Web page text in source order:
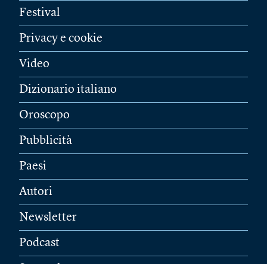
Festival
Privacy e cookie
Video
Dizionario italiano
Oroscopo
Pubblicità
Paesi
Autori
Newsletter
Podcast